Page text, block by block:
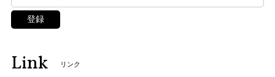
登録
Link リンク